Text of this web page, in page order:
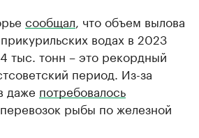
сообщал , что объем вылова
водах в 2023
тыс. тонн – это рекордный
период. Из-за
даже потребовалось
рыбы по железной